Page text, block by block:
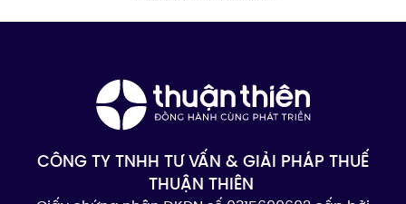
CÔNG TY TNHH TƯ VẤN & GIẢI PHÁP THUẾ
THUẬN THIÊN